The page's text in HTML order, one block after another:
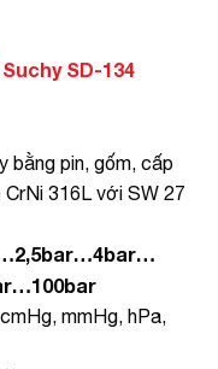
SD-134
bằng pin, gốm, cấp
316L với SW 27
mmHg, hPa,